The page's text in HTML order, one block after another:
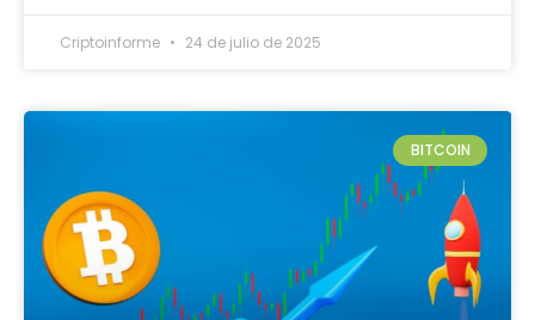
Criptoinforme 24 de julio de 2025
BITCOIN